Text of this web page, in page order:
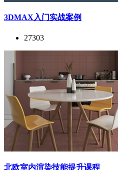
3DMAX入门实战案例
27303
北欧室内渲染技能提升课程